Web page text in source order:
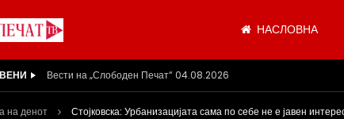
НАСЛОВНА
ВИДЕОИНТЕРВЈУ | Ѓоргева: Не се откажувајте од доењето
на денот Стојковска: Урбанизацијата сама по себе не е јавен